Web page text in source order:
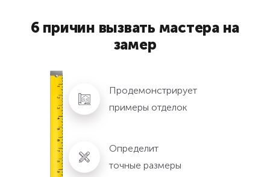
6 причин вызвать мастера на
замер
Продемонстрирует
примеры отделок
Определит
точные размеры